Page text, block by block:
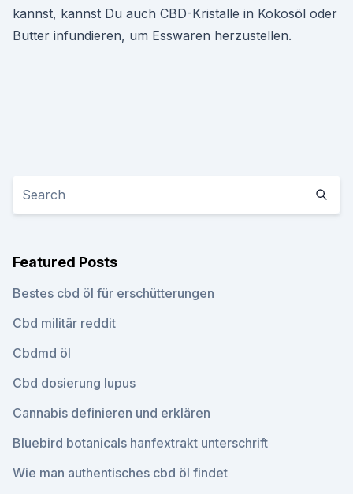
kannst, kannst Du auch CBD-Kristalle in Kokosöl oder
Butter infundieren, um Esswaren herzustellen.
Featured Posts
Bestes cbd öl für erschütterungen
Cbd militär reddit
Cbdmd öl
Cbd dosierung lupus
Cannabis definieren und erklären
Bluebird botanicals hanfextrakt unterschrift
Wie man authentisches cbd öl findet